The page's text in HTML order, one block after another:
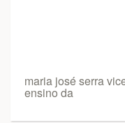
maria josé serra
ensino da